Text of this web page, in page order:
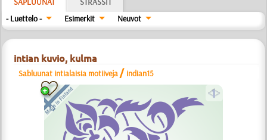
- Luettelo -
Esimerkit Neuvot
intian kuvio, kulma
Sabluunat intialaisia motiiveja / indian15
a